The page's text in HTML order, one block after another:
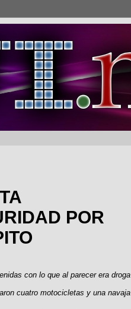
POR
con lo que al parecer era droga
cuatro motocicletas y una navaja